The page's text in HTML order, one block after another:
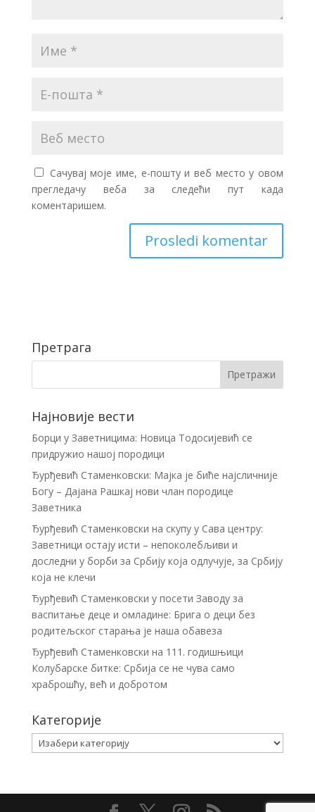
Сачувај моје име, е-пошту и веб место у овом
прегледачу веба за следећи пут када
коментаришем.
Претрага
Најновије вести
Борци у Заветницима: Новица Тодосијевић се
придружио нашој породици
Ђурђевић Стаменковски: Мајка је биће најсличније
Богу – Дајана Рашкај нови члан породице
Заветника
Ђурђевић Стаменковски на скупу у Сава центру:
Заветници остају исти – непоколебљиви и
доследни у борби за Србију која одлучује, за Србију
која не клечи
Ђурђевић Стаменковски у посети Заводу за
васпитање деце и омладине: Брига о деци без
родитељског старања је наша обавеза
Ђурђевић Стаменковски на 111. годишњици
Колубарске битке: Србија се не чува само
храброшћу, већ и добротом
Категорије
Категорије